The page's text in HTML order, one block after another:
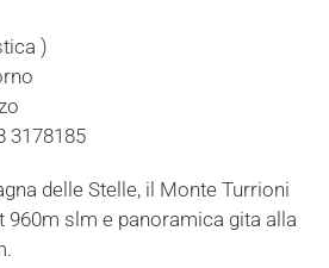
)
3178185
delle Stelle, il Monte Turrioni
960m slm e panoramica gita alla